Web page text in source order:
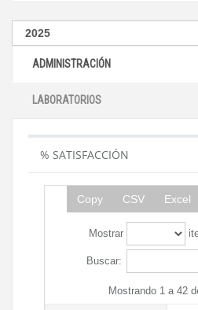
ADMINISTRACIÓN
LABORATORIOS
% SATISFACCIÓN
Copy CSV Excel
Mostrar
Buscar:
Mostrando 1 a 42